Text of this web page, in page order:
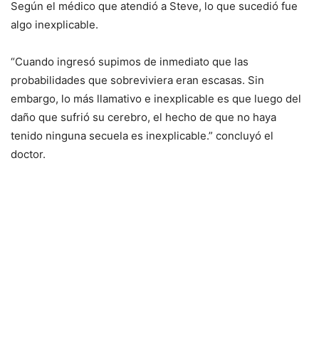
Según el médico que atendió a Steve, lo que sucedió fue
algo inexplicable.
“Cuando ingresó supimos de inmediato que las
probabilidades que sobreviviera eran escasas. Sin
embargo, lo más llamativo e inexplicable es que luego del
daño que sufrió su cerebro, el hecho de que no haya
tenido ninguna secuela es inexplicable.” concluyó el
doctor.